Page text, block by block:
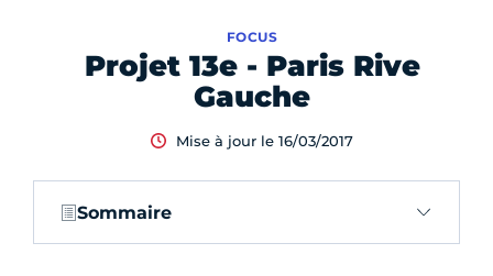
Projet 13e - Paris Rive
Gauche
FOCUS
Mise à jour le 16/03/2017
Sommaire